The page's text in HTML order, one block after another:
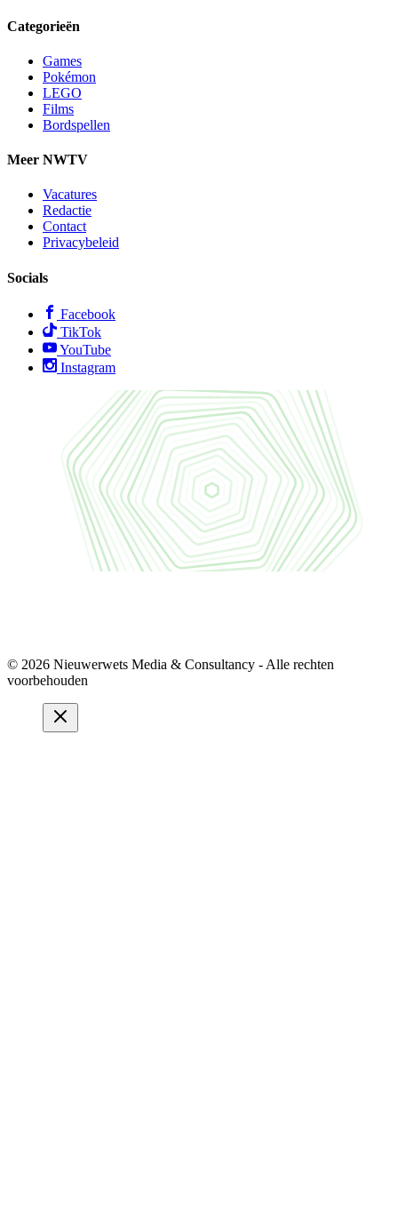
Categorieën
Games
Pokémon
LEGO
Films
Bordspellen
Meer NWTV
Vacatures
Redactie
Contact
Privacybeleid
Socials
Facebook
TikTok
YouTube
Instagram
© 2026 Nieuwerwets Media & Consultancy - Alle rechten
voorbehouden